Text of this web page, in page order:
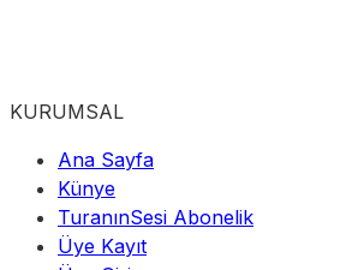
KURUMSAL
Ana Sayfa
Künye
TuranınSesi Abonelik
Üye Kayıt